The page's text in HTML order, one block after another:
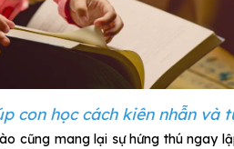
con học cách kiên nhẫn và
cũng mang lại sự hứng thú ngay